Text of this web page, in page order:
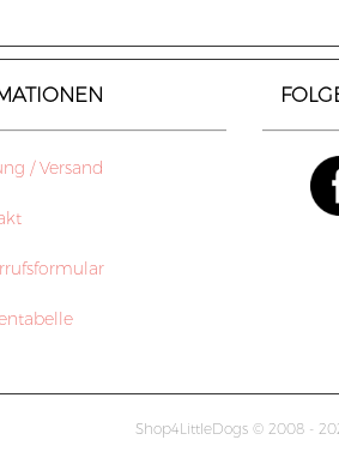
/ Versand
Shop4LittleDogs © 2008 -